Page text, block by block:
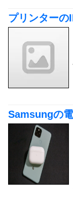
プリンターの
Samsungの